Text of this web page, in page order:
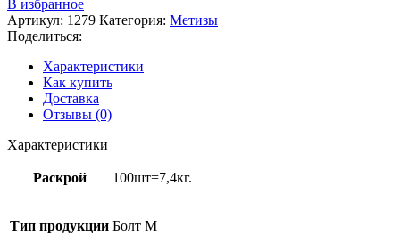
В избранное
Артикул: 1279 Категория: Метизы
Поделиться:
Характеристики
Как купить
Доставка
Отзывы (0)
Характеристики
Раскрой 100шт=7,4кг.
Тип продукции Болт М